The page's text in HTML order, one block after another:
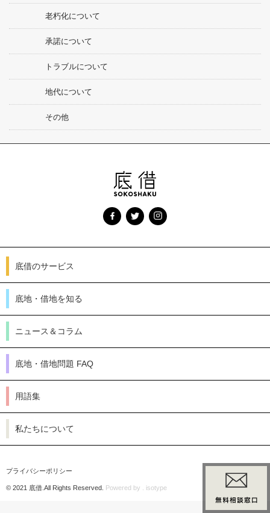
老朽化について
承諾について
トラブルについて
地代について
その他
底借のサービス
底地・借地を知る
ニュース＆コラム
底地・借地問題 FAQ
用語集
私たちについて
プライバシーポリシー
© 2021 底借.All Rights Reserved. Powered by . isotype